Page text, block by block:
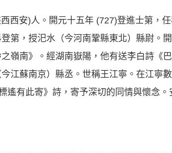
西安)人。開元十五年 (727)登進士第，任
第，授汜水（今河南鞏縣東北）縣尉。
嶺南》。經湖南嶽陽，他有送李白詩《
江蘇南京）縣丞。世稱王江寧。在江寧
有此寄》詩，寄予深切的同情與懷念。